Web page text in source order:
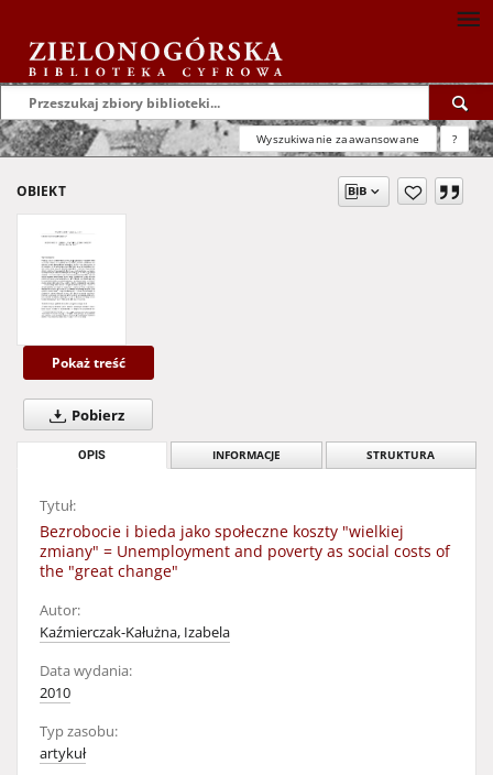
Wyszukiwanie zaawansowane ?
OBIEKT
Pokaż treść
Pobierz
OPIS INFORMACJE STRUKTURA
Tytuł:
Bezrobocie i bieda jako społeczne koszty "wielkiej
zmiany" = Unemployment and poverty as social costs of
the "great change"
Autor:
Kaźmierczak-Kałużna, Izabela
Data wydania:
2010
Typ zasobu:
artykuł